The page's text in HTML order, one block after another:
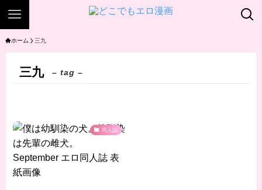
ホーム 三九
三九 – tag –
同人誌